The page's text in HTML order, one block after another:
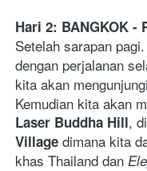
Hari 2: BANGKOK -
Setelah sarapan
dengan perjalanan
kita akan mengunjungi
Laser Buddha Hill,
Village dimana kita
khas Thailand dan